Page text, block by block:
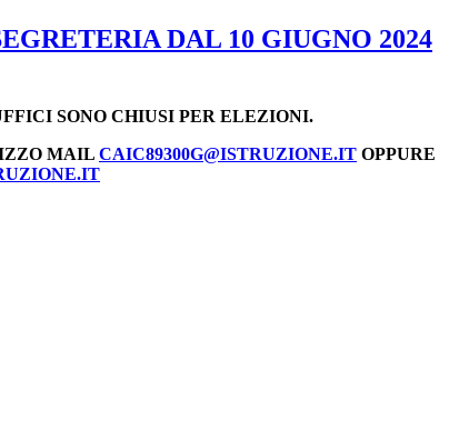
DAL 10 GIUGNO 2024
SONO CHIUSI PER ELEZIONI.
MAIL CAIC89300G@ISTRUZIONE.IT OPPURE